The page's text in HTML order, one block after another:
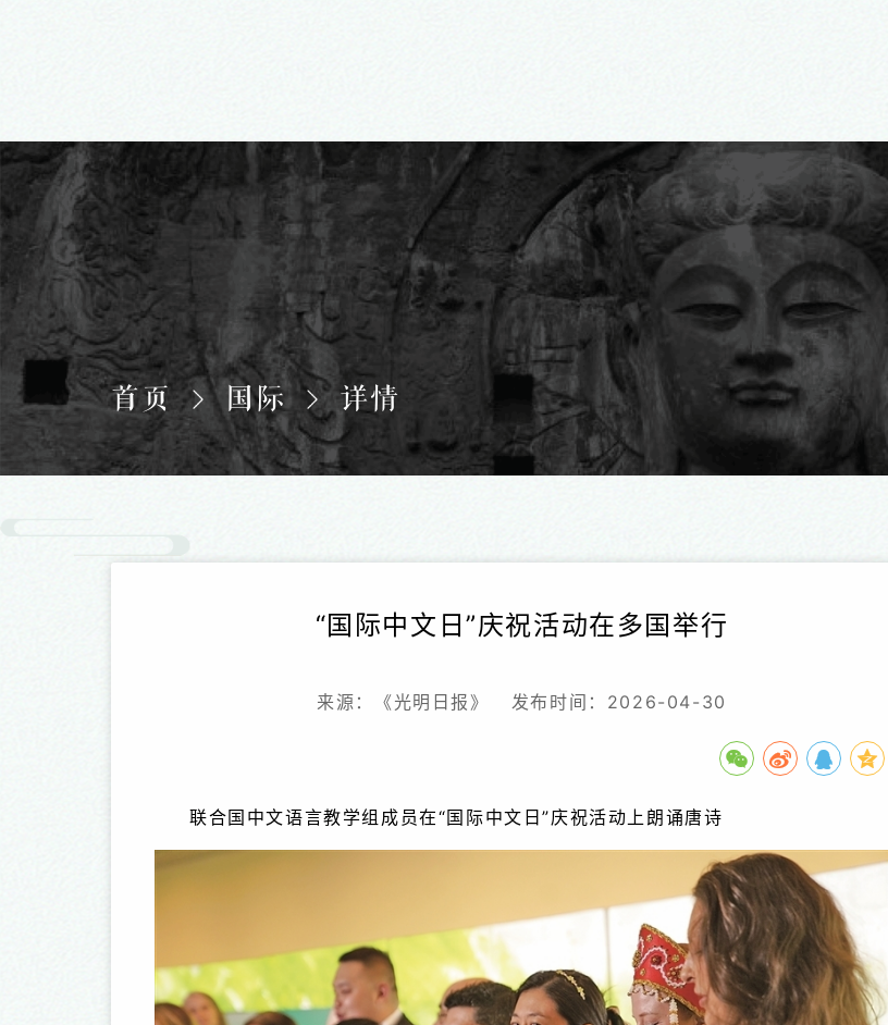
首页 国际 详情
“国际中文日”庆祝活动在多国举行
来源：《光明日报》 发布时间：2026-04-30
联合国中文语言教学组成员在“国际中文日”庆祝活动上朗诵唐诗